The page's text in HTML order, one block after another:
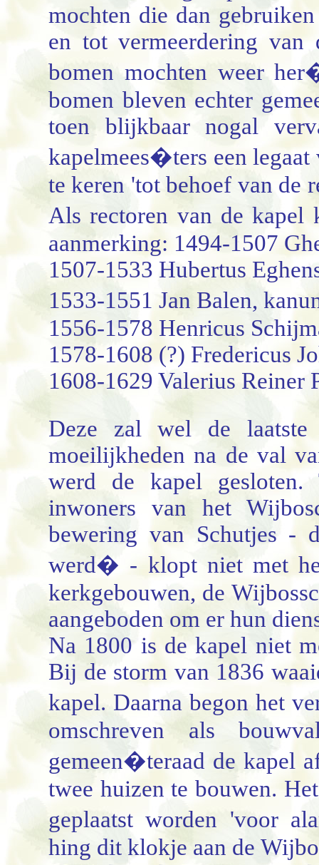
mochten die dan
en tot vermeerdering van
bomen mochten weer
bomen bleven echter
toen blijkbaar nogal
kapelmees�ters een
te keren 'tot behoef van de
Als rectoren van de
aanmerking: 1494-1507
1507-1533 Hubertus
1533-1551 Jan Balen,
1556-1578 Henricus
1578-1608 (?) Fredericus
1608-1629 Valerius Reiner
Deze zal wel de laatste
moeilijkheden na de val
werd de kapel
inwoners van het
bewering van Schutjes -
werd� - klopt niet met
kerkgebouwen, de
aangeboden om er hun
Na 1800 is de kapel niet
Bij de storm van 1836
kapel. Daarna begon het
omschreven als
gemeen�teraad de kapel
twee huizen te bouwen.
geplaatst worden 'voor
hing dit klokje aan de